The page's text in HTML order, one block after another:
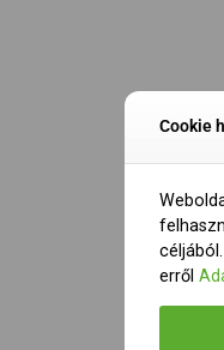
Cookie
erről